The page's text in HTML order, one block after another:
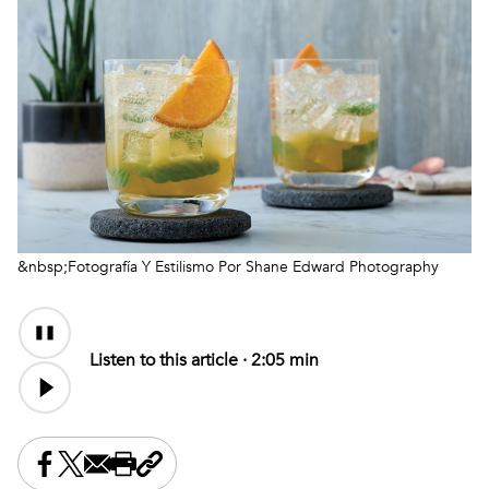
&nbsp;Fotografía Y Estilismo Por Shane Edward Photography
Audio
Content
Listen to this article ·2:05 min
Share this on Facebook
Share this on X
Share this by email
Print this page
Copy the page address